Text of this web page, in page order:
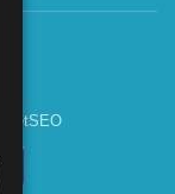
netSEO